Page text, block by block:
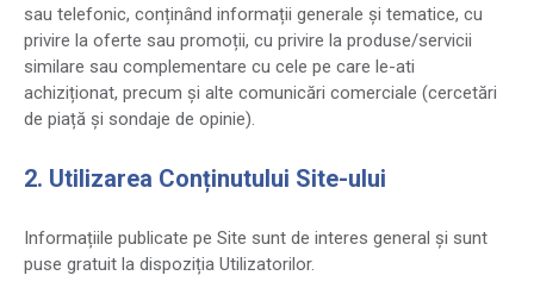
sau telefonic, conținând informații generale și tematice, cu
privire la oferte sau promoții, cu privire la produse/servicii
similare sau complementare cu cele pe care le-ati
achiziționat, precum și alte comunicări comerciale (cercetări
de piață și sondaje de opinie).
2. Utilizarea Conținutului Site-ului
Informațiile publicate pe Site sunt de interes general și sunt
puse gratuit la dispoziția Utilizatorilor.